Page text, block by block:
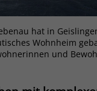
hat in
Wohnheim
und
www.stiftung-
_clsk
www.clarity.ms